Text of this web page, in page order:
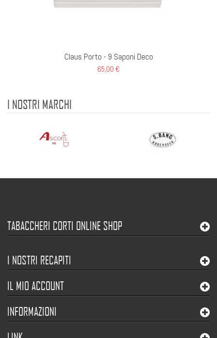
Claus Porto - 9 Saponi Deco
65,00 €
I NOSTRI MARCHI
TABACCHERI CORTI ONLINE SHOP
I NOSTRI RECAPITI
IL MIO ACCOUNT
INFORMAZIONI